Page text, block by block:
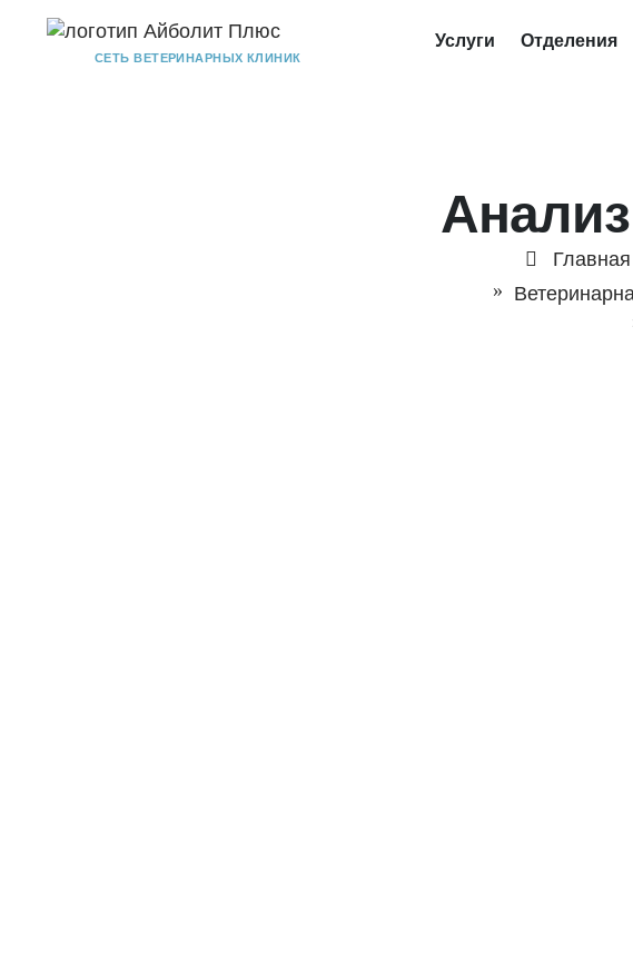
СЕТЬ ВЕТЕРИНАРНЫХ КЛИНИК
Услуги Отделения
Главная